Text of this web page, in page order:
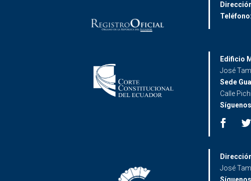
Teléfono:
Edificio
José
Sede
Calle
José